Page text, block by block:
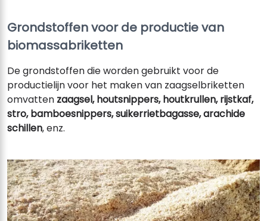
Grondstoffen voor de productie van
biomassabriketten
De grondstoffen die worden gebruikt voor de
productielijn voor het maken van zaagselbriketten
omvatten zaagsel, houtsnippers, houtkrullen, rijstkaf,
stro, bamboesnippers, suikerrietbagasse, arachide
schillen, enz.